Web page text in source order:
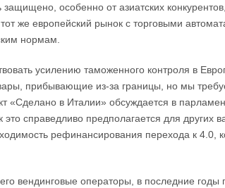
защищено, особенно от азиатских
же европейский рынок с торговыми
нормам.
усилению таможенного контроля в
прибывающие из-за границы, но мы
«Сделано в Италии» обсуждается в
это справедливо предполагается для других
рефинансирования перехода к 4.0,
вендинговые операторы, в последние